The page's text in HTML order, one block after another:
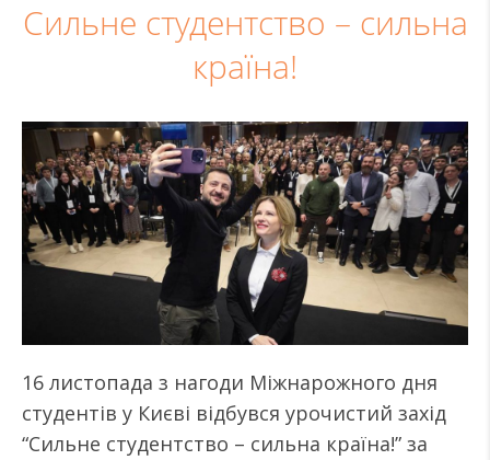
Сильне студентство – сильна
країна!
16 листопада з нагоди Міжнарожного дня
студентів у Києві відбувся урочистий захід
“Сильне студентство – сильна країна!” за